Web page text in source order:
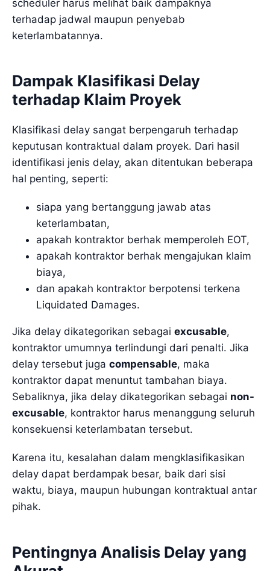
scheduler harus melihat baik dampaknya
terhadap jadwal maupun penyebab
keterlambatannya.
Dampak Klasifikasi Delay
terhadap Klaim Proyek
Klasifikasi delay sangat berpengaruh terhadap
keputusan kontraktual dalam proyek. Dari hasil
identifikasi jenis delay, akan ditentukan beberapa
hal penting, seperti:
siapa yang bertanggung jawab atas
keterlambatan,
apakah kontraktor berhak memperoleh EOT,
apakah kontraktor berhak mengajukan klaim
biaya,
dan apakah kontraktor berpotensi terkena
Liquidated Damages.
Jika delay dikategorikan sebagai excusable,
kontraktor umumnya terlindungi dari penalti. Jika
delay tersebut juga compensable, maka
kontraktor dapat menuntut tambahan biaya.
Sebaliknya, jika delay dikategorikan sebagai non-
excusable, kontraktor harus menanggung seluruh
konsekuensi keterlambatan tersebut.
Karena itu, kesalahan dalam mengklasifikasikan
delay dapat berdampak besar, baik dari sisi
waktu, biaya, maupun hubungan kontraktual antar
pihak.
Pentingnya Analisis Delay yang